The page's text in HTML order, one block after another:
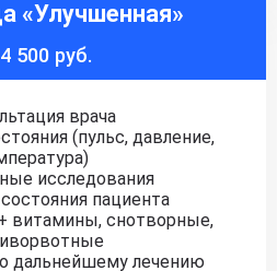
«Улучшенная»
500 руб.
врача
(пульс, давление,
исследования
пациента
витамины, снотворные,
дальнейшему лечению